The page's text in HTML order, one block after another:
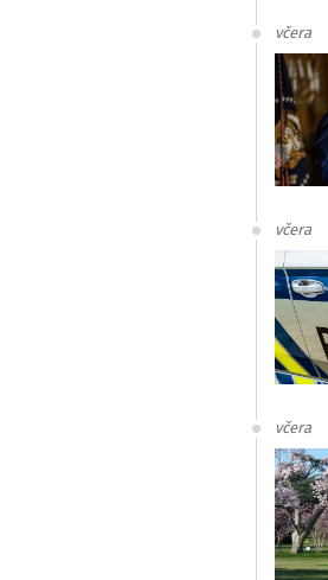
včera
včera
včera